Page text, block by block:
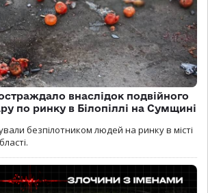
внаслідок подвійного
по ринку в Білопіллі на Сумщині
безпілотником людей на ринку в місті